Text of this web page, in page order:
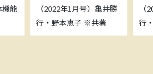
能
（2022年1月号）亀井勝
行・野本恵子 ※共著
行